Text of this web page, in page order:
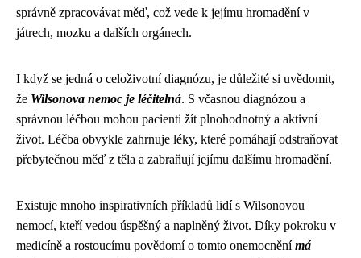
správně zpracovávat měď, což vede k jejímu hromadění v
játrech, mozku a dalších orgánech.
I když se jedná o celoživotní diagnózu, je důležité si uvědomit,
že Wilsonova nemoc je léčitelná. S včasnou diagnózou a
správnou léčbou mohou pacienti žít plnohodnotný a aktivní
život. Léčba obvykle zahrnuje léky, které pomáhají odstraňovat
přebytečnou měď z těla a zabraňují jejímu dalšímu hromadění.
Existuje mnoho inspirativních příkladů lidí s Wilsonovou
nemocí, kteří vedou úspěšný a naplněný život. Díky pokroku v
medicíně a rostoucímu povědomí o tomto onemocněnímá